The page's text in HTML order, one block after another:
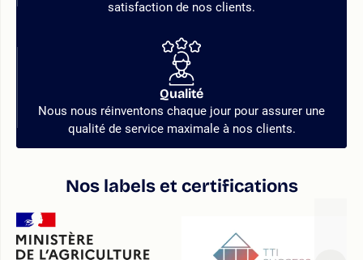
satisfaction de nos clients.
Qualité
Nous nous réinventons chaque jour pour assurer une
qualité de service maximale à nos clients.
Nos labels et certifications